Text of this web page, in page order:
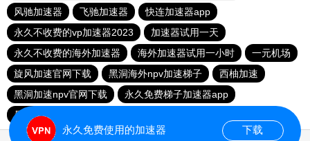
风驰加速器
飞驰加速器
快连加速器app
永久不收费的vp加速器2023
加速器试用一天
永久不收费的海外加速器
海外加速器试用一小时
一元机场
旋风加速官网下载
黑洞海外npv加速梯子
西柚加速
黑洞加速npv官网下载
永久免费梯子加速器app
暴雪加速器
永久免费使用的加速器 下载